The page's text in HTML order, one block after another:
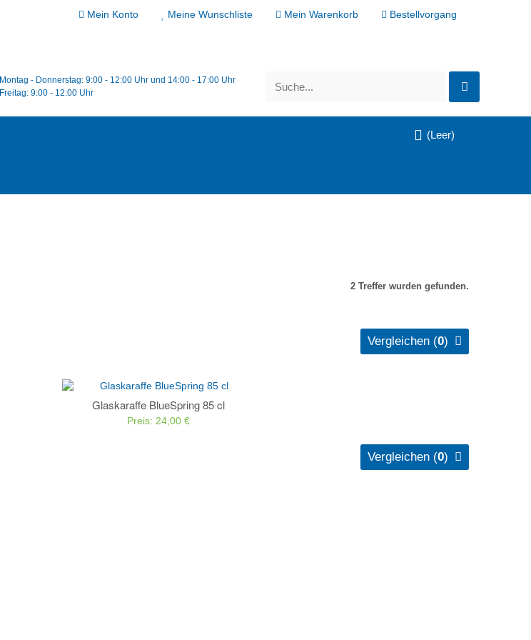
Mein Konto Meine Wunschliste Mein Warenkorb Bestellvorgang
(Leer)
Montag - Donnerstag: 9:00 - 12:00 Uhr und 14:00 - 17:00 Uhr
Freitag: 9:00 - 12:00 Uhr
2 Treffer wurden gefunden.
Vergleichen (0)
Glaskaraffe BlueSpring 85 cl
Preis: 24,00 €
Vergleichen (0)